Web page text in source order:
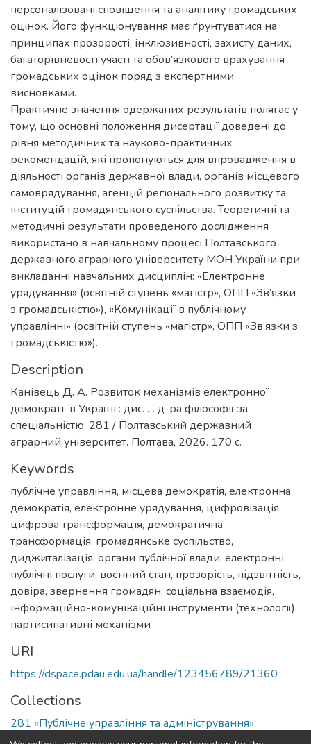
Description
Канівець Д. А. Розвиток механізмів електронної
демократії в Україні : дис. … д-ра філософії за
спеціальністю: 281 / Полтавський державний
аграрний університет. Полтава, 2026. 170 c.
Keywords
публічне управління, місцева демократія, електронна
демократія, електронне урядування, цифровізація,
цифрова трансформація, демократична
трансформація, громадянське суспільство,
диджиталізація, органи публічної влади, електронні
публічні послуги, воєнний стан, прозорість, підзвітність,
довіра, звернення громадян, соціальна взаємодія,
інформаційно-комунікаційні інструменти (технології),
партисипативні механізми
URI
https://dspace.pdau.edu.ua/handle/123456789/21360
Collections
281 «Публічне управління та адміністрування»